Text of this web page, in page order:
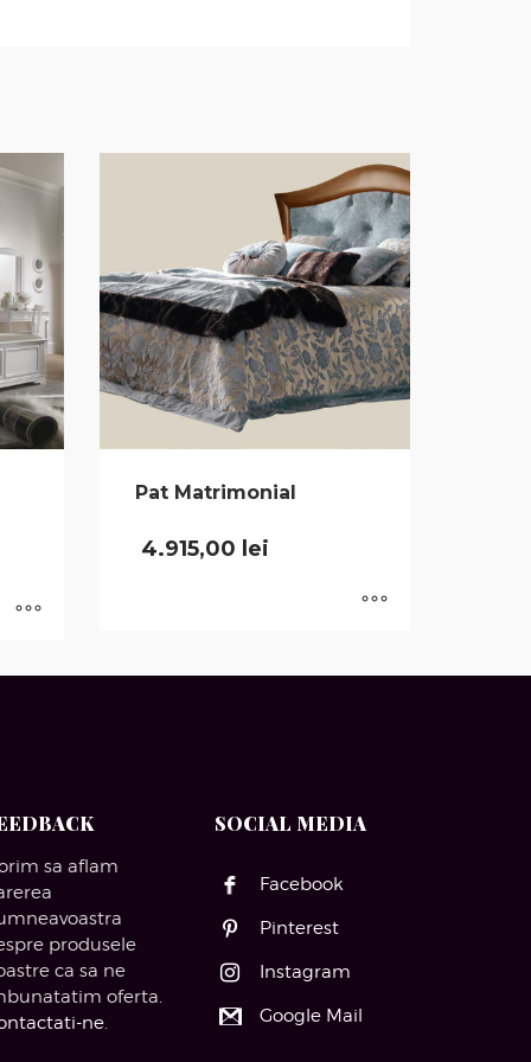
Pat Matrimonial
4.915,00 lei
sa aflam
produsele
ca sa ne
oferta.
ne.
SOCIAL MEDIA
Facebook
Pinterest
Instagram
Google Mail